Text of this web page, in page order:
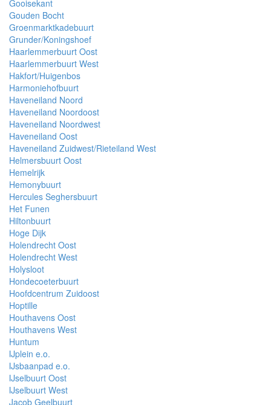
Gooisekant
Gouden Bocht
Groenmarktkadebuurt
Grunder/Koningshoef
Haarlemmerbuurt Oost
Haarlemmerbuurt West
Hakfort/Huigenbos
Harmoniehofbuurt
Haveneiland Noord
Haveneiland Noordoost
Haveneiland Noordwest
Haveneiland Oost
Haveneiland Zuidwest/Rieteiland West
Helmersbuurt Oost
Hemelrijk
Hemonybuurt
Hercules Seghersbuurt
Het Funen
Hiltonbuurt
Hoge Dijk
Holendrecht Oost
Holendrecht West
Holysloot
Hondecoeterbuurt
Hoofdcentrum Zuidoost
Hoptille
Houthavens Oost
Houthavens West
Huntum
IJplein e.o.
IJsbaanpad e.o.
IJselbuurt Oost
IJselbuurt West
Jacob Geelbuurt